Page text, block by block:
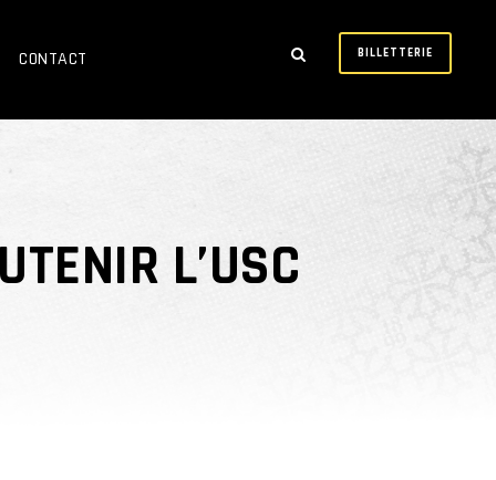
CONTACT BILLETTERIE
L’USC